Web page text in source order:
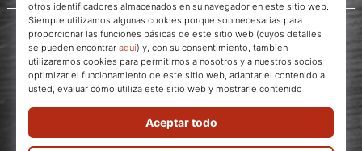
Servicio al cliente